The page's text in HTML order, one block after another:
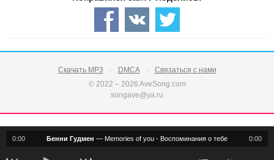
Скачать MP3 DMCA
Связаться с нами
© 2022 – 2026 AveSong.com
songave@ya.ru
0:00 0:00
Бенни Гудмен — Memories of you - Воспоминания о тебе